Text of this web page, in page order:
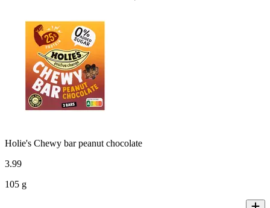
Holie's Chewy bar peanut chocolate
3.99
105 g